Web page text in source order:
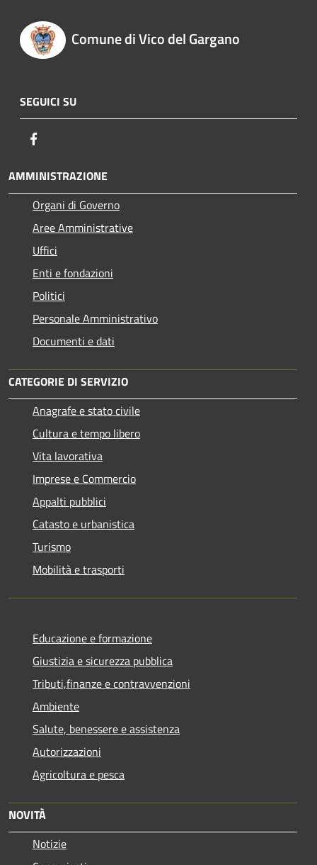
Comune di Vico del Gargano
SEGUICI SU
AMMINISTRAZIONE
Organi di Governo
Aree Amministrative
Uffici
Enti e fondazioni
Politici
Personale Amministrativo
Documenti e dati
CATEGORIE DI SERVIZIO
Anagrafe e stato civile
Cultura e tempo libero
Vita lavorativa
Imprese e Commercio
Appalti pubblici
Catasto e urbanistica
Turismo
Mobilità e trasporti
Educazione e formazione
Giustizia e sicurezza pubblica
Tributi,finanze e contravvenzioni
Ambiente
Salute, benessere e assistenza
Autorizzazioni
Agricoltura e pesca
NOVITÀ
Notizie